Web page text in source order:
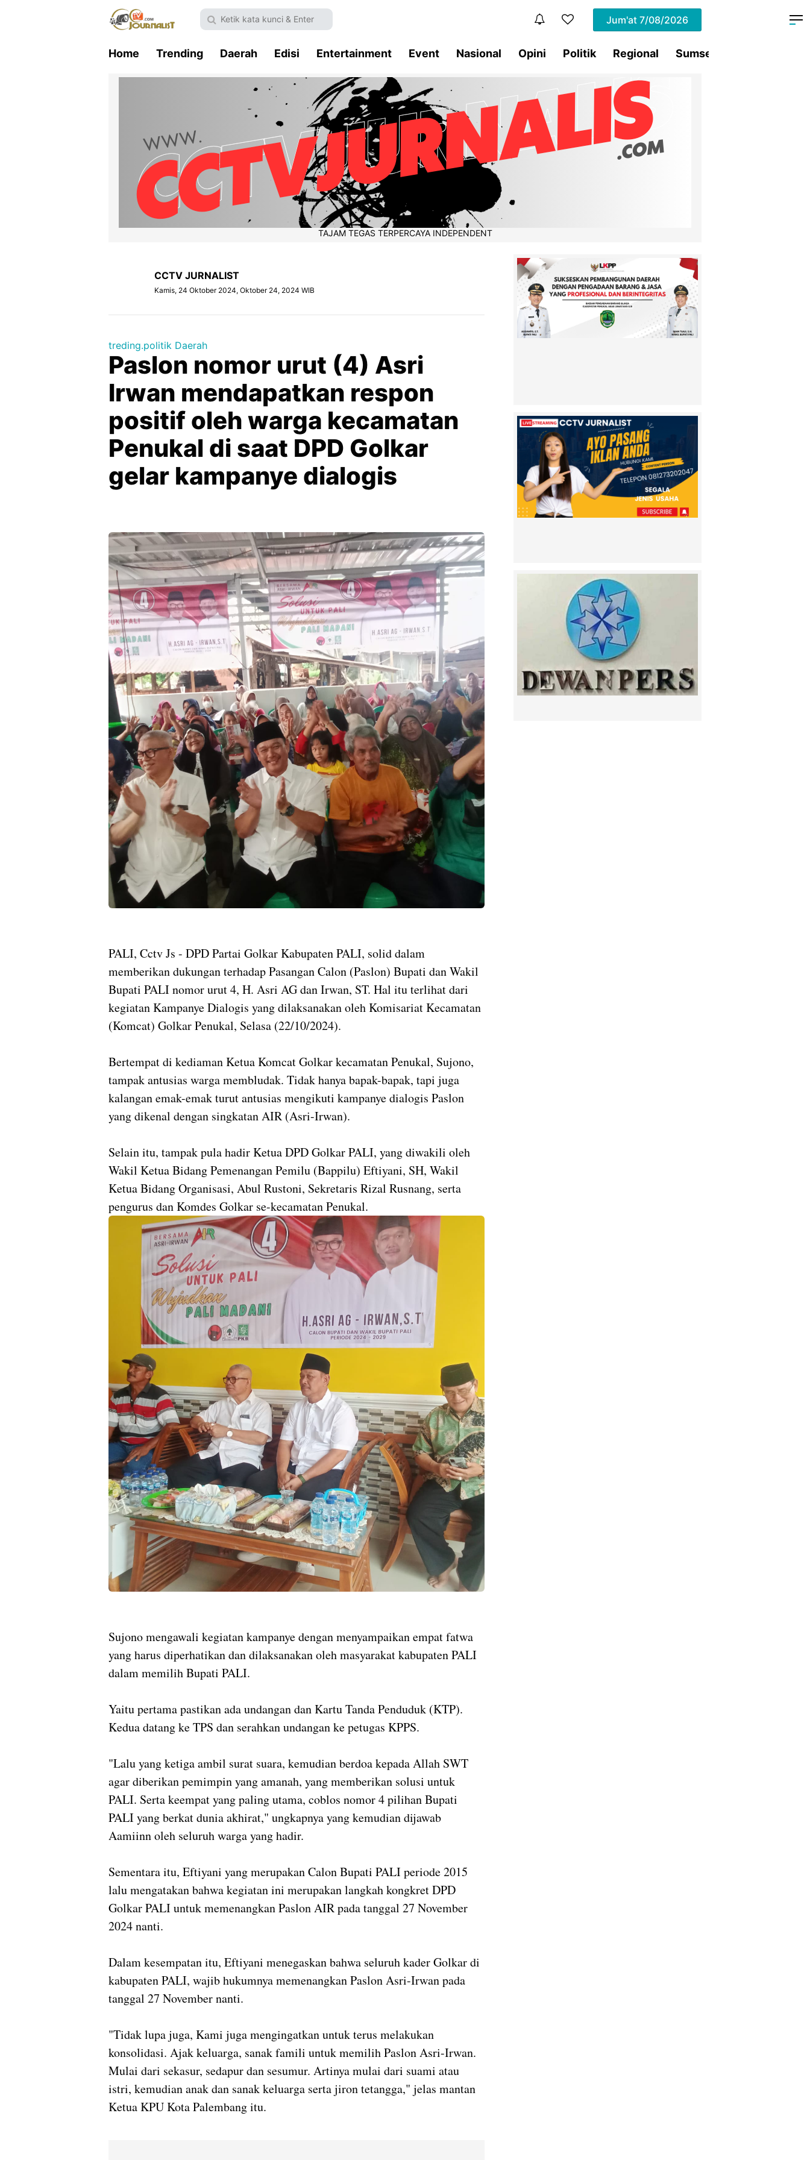
Jum'at 7/08/2026
Home Trending Daerah Edisi Entertainment Event Nasional Opini Politik Regional Sumsel
TAJAM TEGAS TERPERCAYA INDEPENDENT
CCTV JURNALIST
Kamis, 24 Oktober 2024, Oktober 24, 2024 WIB
treding.politik Daerah
Paslon nomor urut (4) Asri
Irwan mendapatkan respon
positif oleh warga kecamatan
Penukal di saat DPD Golkar
gelar kampanye dialogis
PALI, Cctv Js - DPD Partai Golkar Kabupaten PALI, solid dalam
memberikan dukungan terhadap Pasangan Calon (Paslon) Bupati dan Wakil
Bupati PALI nomor urut 4, H. Asri AG dan Irwan, ST. Hal itu terlihat dari
kegiatan Kampanye Dialogis yang dilaksanakan oleh Komisariat Kecamatan
(Komcat) Golkar Penukal, Selasa (22/10/2024).
Bertempat di kediaman Ketua Komcat Golkar kecamatan Penukal, Sujono,
tampak antusias warga membludak. Tidak hanya bapak-bapak, tapi juga
kalangan emak-emak turut antusias mengikuti kampanye dialogis Paslon
yang dikenal dengan singkatan AIR (Asri-Irwan).
Selain itu, tampak pula hadir Ketua DPD Golkar PALI, yang diwakili oleh
Wakil Ketua Bidang Pemenangan Pemilu (Bappilu) Eftiyani, SH, Wakil
Ketua Bidang Organisasi, Abul Rustoni, Sekretaris Rizal Rusnang, serta
pengurus dan Komdes Golkar se-kecamatan Penukal.
Sujono mengawali kegiatan kampanye dengan menyampaikan empat fatwa
yang harus diperhatikan dan dilaksanakan oleh masyarakat kabupaten PALI
dalam memilih Bupati PALI.
Yaitu pertama pastikan ada undangan dan Kartu Tanda Penduduk (KTP).
Kedua datang ke TPS dan serahkan undangan ke petugas KPPS.
"Lalu yang ketiga ambil surat suara, kemudian berdoa kepada Allah SWT
agar diberikan pemimpin yang amanah, yang memberikan solusi untuk
PALI. Serta keempat yang paling utama, coblos nomor 4 pilihan Bupati
PALI yang berkat dunia akhirat," ungkapnya yang kemudian dijawab
Aamiinn oleh seluruh warga yang hadir.
Sementara itu, Eftiyani yang merupakan Calon Bupati PALI periode 2015
lalu mengatakan bahwa kegiatan ini merupakan langkah kongkret DPD
Golkar PALI untuk memenangkan Paslon AIR pada tanggal 27 November
2024 nanti.
Dalam kesempatan itu, Eftiyani menegaskan bahwa seluruh kader Golkar di
kabupaten PALI, wajib hukumnya memenangkan Paslon Asri-Irwan pada
tanggal 27 November nanti.
"Tidak lupa juga, Kami juga mengingatkan untuk terus melakukan
konsolidasi. Ajak keluarga, sanak famili untuk memilih Paslon Asri-Irwan.
Mulai dari sekasur, sedapur dan sesumur. Artinya mulai dari suami atau
istri, kemudian anak dan sanak keluarga serta jiron tetangga," jelas mantan
Ketua KPU Kota Palembang itu.